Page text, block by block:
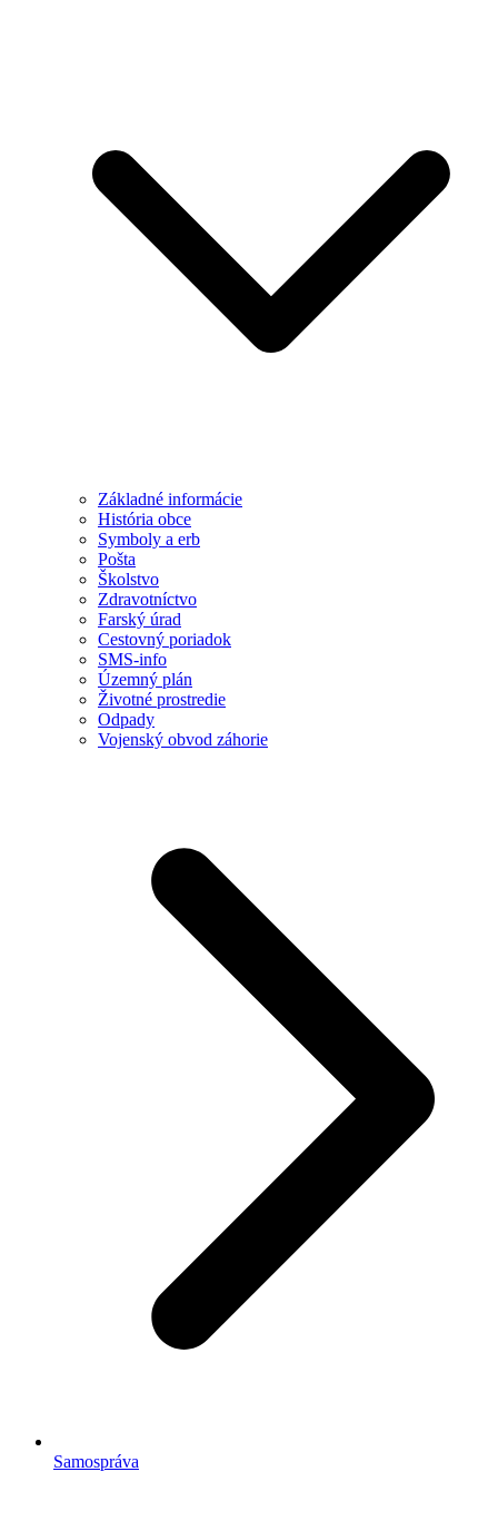
Základné informácie
História obce
Symboly a erb
Pošta
Školstvo
Zdravotníctvo
Farský úrad
Cestovný poriadok
SMS-info
Územný plán
Životné prostredie
Odpady
Vojenský obvod záhorie
Samospráva